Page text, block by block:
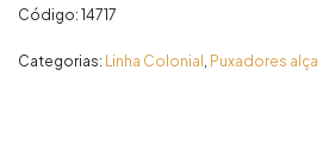
Código:14717
Categorias: Linha Colonial Puxadores alça